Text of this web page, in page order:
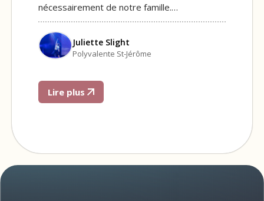
nécessairement de notre famille.…
Juliette Slight
Polyvalente St-Jérôme
Lire plus